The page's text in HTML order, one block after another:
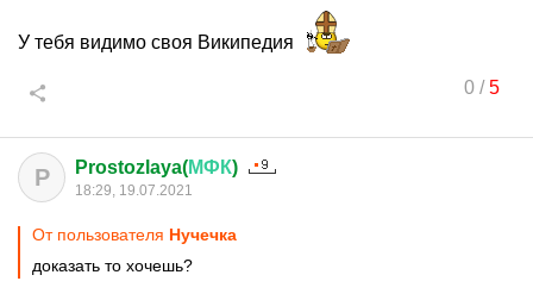
У тебя видимо своя Википедия
0/5
P Prostozlaya(МФК)
18:29, 19.07.2021
От пользователя Нучечка
доказать то хочешь?